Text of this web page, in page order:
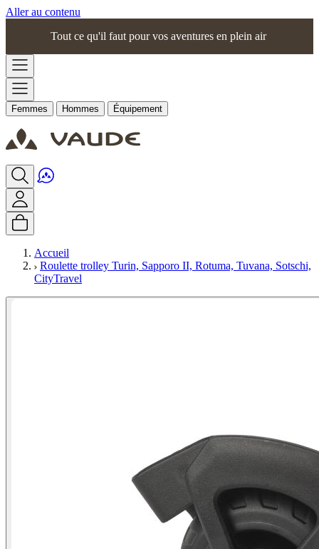
Aller au contenu
Tout ce qu'il faut pour vos aventures en plein air
Femmes Hommes Équipement
Accueil
Roulette trolley Turin, Sapporo II, Rotuma, Tuvana, Sotschi,
CityTravel